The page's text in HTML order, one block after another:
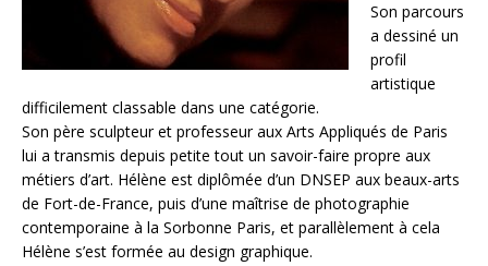
Son parcours
a dessiné un
profil
artistique
difficilement classable dans une catégorie.
Son père sculpteur et professeur aux Arts Appliqués de Paris
lui a transmis depuis petite tout un savoir-faire propre aux
métiers d’art. Hélène est diplômée d’un DNSEP aux beaux-arts
de Fort-de-France, puis d’une maîtrise de photographie
contemporaine à la Sorbonne Paris, et parallèlement à cela
Hélène s’est formée au design graphique.